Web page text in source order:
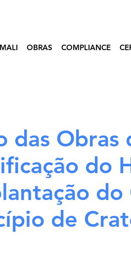
OBRAS COMPLIANCE
das
do
de